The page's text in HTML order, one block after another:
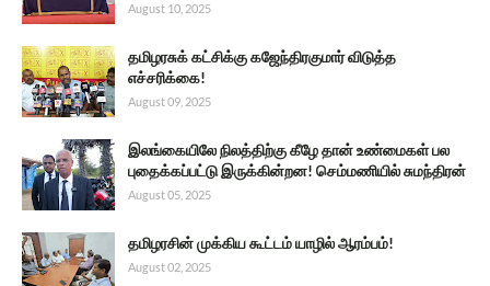
August 10, 2025
தமிழரசுக் கட்சிக்கு கஜேந்திரகுமார் விடுத்த
எச்சரிக்கை!
August 09, 2025
இலங்கையிலே நிலத்திற்கு கீழே தான் உண்மைகள் பல
புதைக்கப்பட்டு இருக்கின்றன! செம்மணியில் சுமந்திரன்
August 05, 2025
தமிழரசின் முக்கிய கூட்டம் யாழில் ஆரம்பம்!
August 02, 2025